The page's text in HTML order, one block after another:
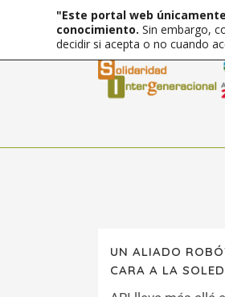
UN ALIADO
CARA A LA
"Este portal web
conocimiento. Sin embargo,
decidir si acepta o no cuando